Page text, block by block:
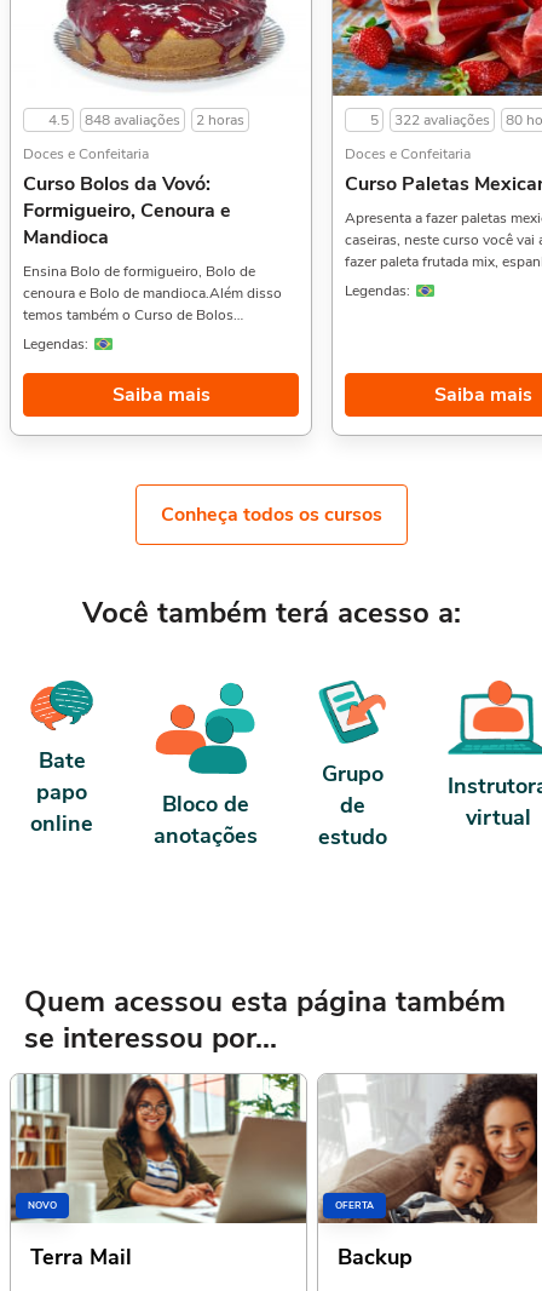
4.5 848 avaliações
2 horas
Doces e Confeitaria
Curso Bolos da Vovó:
Formigueiro, Cenoura e
Mandioca
Ensina Bolo de formigueiro, Bolo de
cenoura e Bolo de mandioca.Além disso
temos também o Curso de Bolos
Decorados Infantis,, Confeitaria Básica, e
curso possui 2 horas de carga horária.
Legendas:
Saiba mais
5 322 avaliações
80
Doces e Confeitaria
Curso Paletas
Apresenta a fazer paletas
caseiras, neste curso você vai
fazer paleta frutada mix,
maracujá com mousse,
Sobre a carga horária: O
horas de carga horária.
concluído antes de 5 dias,
horas de carga horária.
Legendas:
Saiba mais
Conheça todos os cursos
Você também terá acesso a:
Bate
papo
online
Bloco de
anotações
Grupo
de
estudo
virtual
Quem acessou esta página também
se interessou por...
NOVO
Terra Mail
OFERTA
Backup